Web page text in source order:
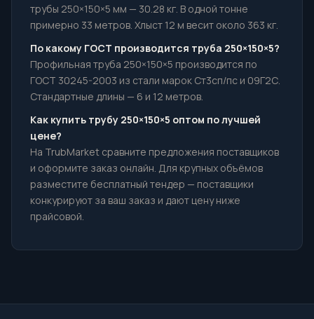
трубы 250×150×5 мм — 30.28 кг. В одной тонне
примерно 33 метров. Хлыст 12 м весит около 363 кг.
По какому ГОСТ производится труба 250×150×5?
Профильная труба 250×150×5 производится по
ГОСТ 30245-2003 из стали марок Ст3сп/пс и 09Г2С.
Стандартные длины — 6 и 12 метров.
Как купить трубу 250×150×5 оптом по лучшей
цене?
На TrubMarket сравните предложения поставщиков
и оформите заказ онлайн. Для крупных объёмов
разместите бесплатный тендер — поставщики
конкурируют за ваш заказ и дают цену ниже
прайсовой.